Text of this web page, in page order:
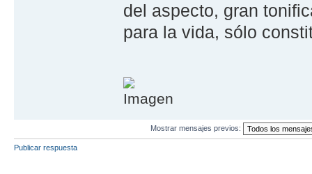
del aspecto, gran
para la vida, sólo
Mostrar mensajes previos:
Publicar respuesta